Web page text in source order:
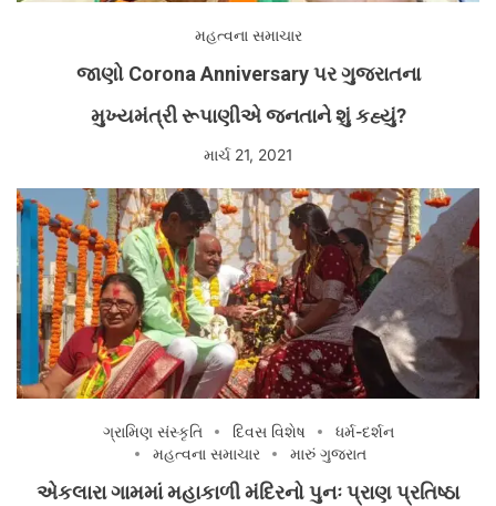
મહત્વના સમાચાર
જાણો Corona Anniversary પર ગુજરાતના
મુખ્યમંત્રી રૂપાણીએ જનતાને શું કહ્યું?
માર્ચ 21, 2021
ગ્રામિણ સંસ્કૃતિ દિવસ વિશેષ
ધર્મ-દર્શન
મહત્વના સમાચાર
મારું ગુજરાત
એકલારા ગામમાં મહાકાળી મંદિરનો પુનઃ પ્રાણ પ્રતિષ્ઠા